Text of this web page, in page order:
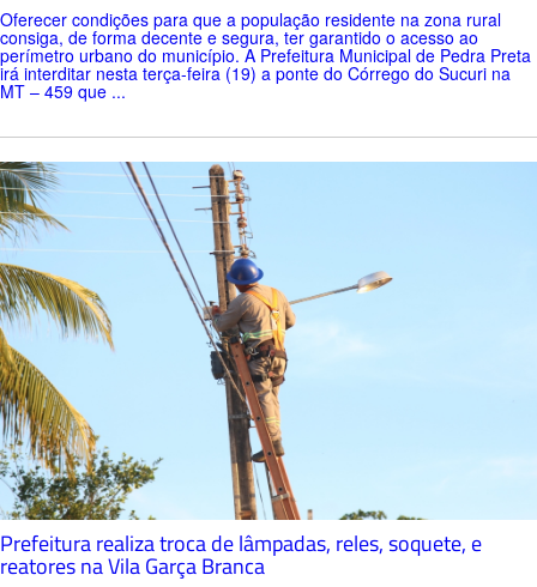
Oferecer condições para que a população residente na zona rural
consiga, de forma decente e segura, ter garantido o acesso ao
perímetro urbano do município. A Prefeitura Municipal de Pedra Preta
irá interditar nesta terça-feira (19) a ponte do Córrego do Sucuri na
MT – 459 que ...
Prefeitura realiza troca de lâmpadas, reles, soquete, e
reatores na Vila Garça Branca